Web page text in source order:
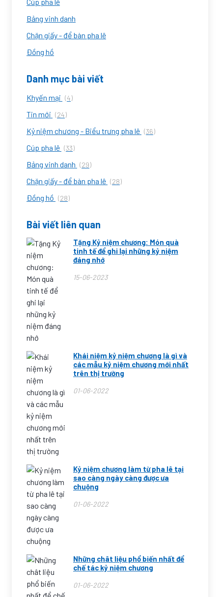
Bảng vinh danh
Chặn giấy - để bàn pha lê
Đồng hồ
Danh mục bài viết
Khyến mại (4)
Tin mới (24)
Kỷ niệm chương - Biểu trưng pha lê (36)
Cúp pha lê (33)
Bảng vinh danh (29)
Chặn giấy - để bàn pha lê (28)
Đồng hồ (28)
Bài viết liên quan
Tặng Kỷ niệm chương: Món quà
tinh tế để ghi lại những kỷ niệm
đáng nhớ
15-06-2023
Khái niệm kỷ niệm chương là gì và
các mẫu kỷ niệm chương mới nhất
trên thị trường
01-06-2022
Kỷ niệm chương làm từ pha lê tại
sao càng ngày càng được ưa
chuộng
01-06-2022
Những chât liệu phổ biến nhất để
chế tác kỷ niệm chương
01-06-2022